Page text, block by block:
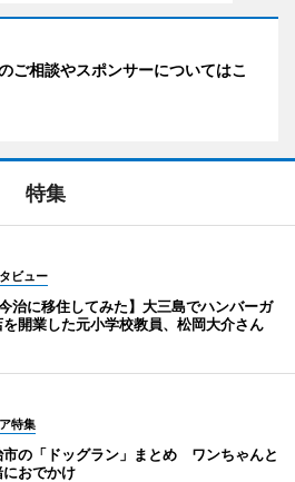
ご相談やスポンサーについてはこ
特集
ビュー
今治に移住してみた】大三島でハンバーガ
を開業した元小学校教員、松岡大介さん
特集
市の「ドッグラン」まとめ ワンちゃんと
におでかけ